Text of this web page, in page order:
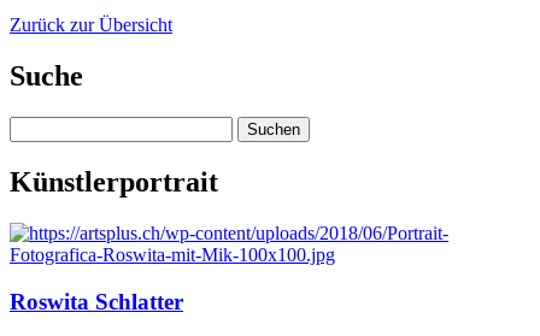
Zurück zur Übersicht
Suche
nach:
Künstlerportrait
Roswita Schlatter